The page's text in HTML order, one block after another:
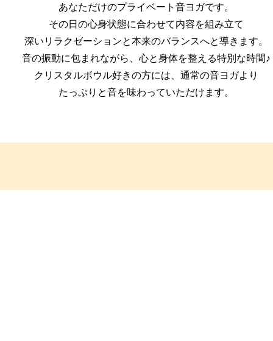
あなただけのプライベート音ヨガです。
その日の心身状態に合わせて内容を組み立て
深いリラクゼーションと本来のバランスへと導きます。
音の振動に包まれながら、心と身体を整える特別な時間♪
クリスタルボウル好きの方には、通常の音ヨガより
たっぷりと音を味わっていただけます。